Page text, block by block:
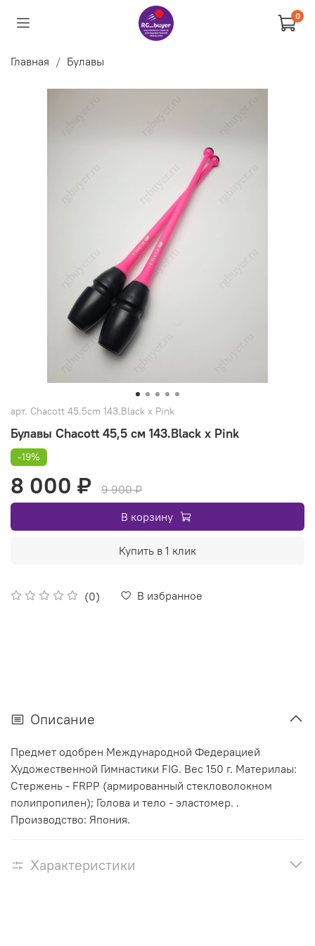
0
Главная Булавы
арт. Chacott 45.5cm 143.Black х Pink
Булавы Chacott 45,5 см 143.Black х Pink
(0) В избранное
-19%
8 000 ₽
9 900 ₽
В корзину
Купить в 1 клик
Описание
Предмет одобрен Международной Федерацией
Художественной Гимнастики FIG. Вес 150 г. Материлаы:
Стержень - FRPP (армированный стекловолокном
полипропилен); Голова и тело - эластомер. .
Производство: Япония.
Характеристики